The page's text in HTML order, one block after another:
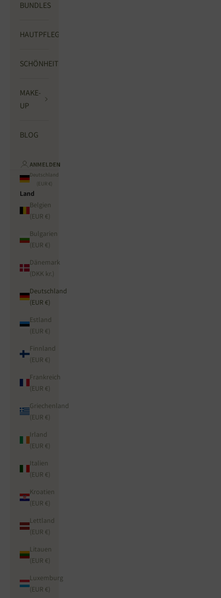
BUNDLES
HAUTPFLEGE
SCHÖNHEITSGERÄTE
MAKE-
UP
BLOG
ANMELDEN
Deutschland
(EUR €)
Land
Belgien
(EUR €)
Bulgarien
(EUR €)
Dänemark
(DKK kr.)
Deutschland
(EUR €)
Estland
(EUR €)
Finnland
(EUR €)
Frankreich
(EUR €)
Griechenland
(EUR €)
Irland
(EUR €)
Italien
(EUR €)
Kroatien
(EUR €)
Lettland
(EUR €)
Litauen
(EUR €)
Luxemburg
(EUR €)